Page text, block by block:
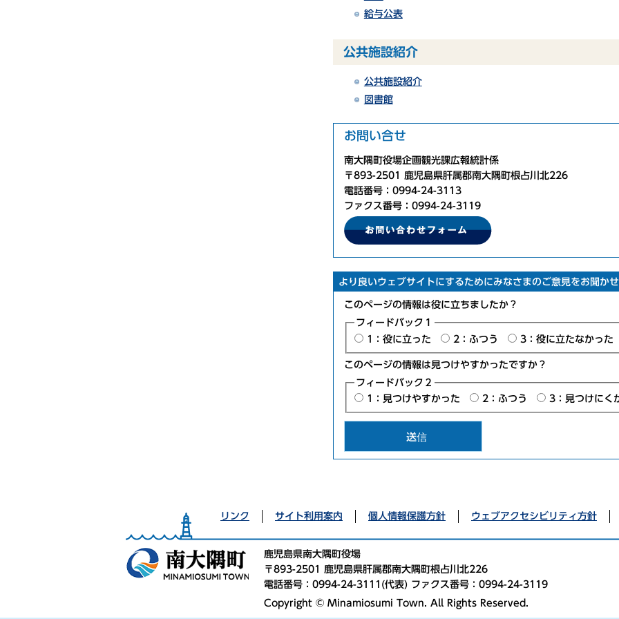
給与公表
公共施設紹介
公共施設紹介
図書館
お問い合せ
南大隅町役場企画観光課広報統計係
〒893-2501 鹿児島県肝属郡南大隅町根占川北226
電話番号：0994-24-3113
ファクス番号：0994-24-3119
より良いウェブサイトにするためにみなさまのご意見をお聞か
このページの情報は役に立ちましたか？
フィードバック１
1：役に立った
2：ふつう 3：役に立たなかった
このページの情報は見つけやすかったですか？
フィードバック２
1：見つけやすかった
2：ふつう 3：見つけにく
リンク サイト利用案内 個人情報保護方針 ウェブアクセシビリティ方針
鹿児島県南大隅町役場
〒893-2501 鹿児島県肝属郡南大隅町根占川北226
電話番号：0994-24-3111(代表) ファクス番号：0994-24-3119
Copyright © Minamiosumi Town. All Rights Reserved.